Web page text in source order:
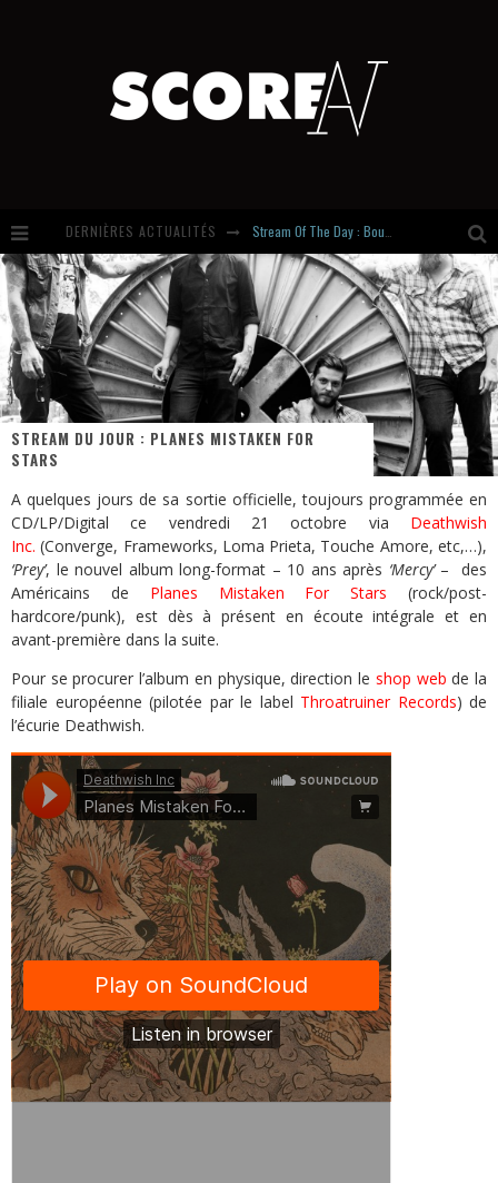
DERNIÈRES ACTUALITÉS
Russian Circles share « Empath » & « Eluvial » singles. Same Language. Different Damage.
Hardcore, Actually. Meet Cút Lộn
Introducing Newcomer : Gudewife
STREAM DU JOUR : PLANES MISTAKEN FOR
STARS
A quelques jours de sa sortie officielle, toujours programmée en
CD/LP/Digital ce vendredi 21 octobre via Deathwish
Inc. (Converge, Frameworks, Loma Prieta, Touche Amore, etc,…),
‘Prey’, le nouvel album long-format – 10 ans après ‘Mercy’– des
Américains de Planes Mistaken For Stars (rock/post-
hardcore/punk), est dès à présent en écoute intégrale et en
avant-première dans la suite.
Pour se procurer l’album en physique, direction le shop web de la
filiale européenne (pilotée par le label Throatruiner Records) de
l’écurie Deathwish.